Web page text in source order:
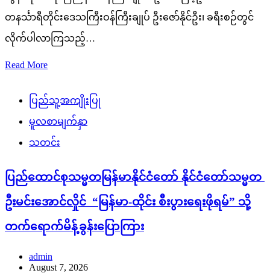
တနင်္သာရီတိုင်းဒေသကြီးဝန်ကြီးချုပ် ဦးဇော်နိုင်ဦး၊ ခရီးစဉ်တွင်
လိုက်ပါလာကြသည့်…
Read More
ပြည်သူ့အကျိုးပြု
မူလစာမျက်နှာ
သတင်း
ပြည်ထောင်စုသမ္မတမြန်မာနိုင်ငံတော် နိုင်ငံတော်သမ္မတ
ဦးမင်းအောင်လှိုင် “မြန်မာ-ထိုင်း စီးပွားရေးဖိုရမ်” သို့
တက်ရောက်မိန့်ခွန်းပြောကြား
admin
August 7, 2026